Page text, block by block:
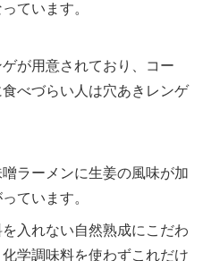
ています。
が用意されており、コー
べづらい人は穴あきレンゲ
ラーメンに生姜の風味が加
ています。
入れない自然熟成にこだわ
学調味料を使わずこれだけ